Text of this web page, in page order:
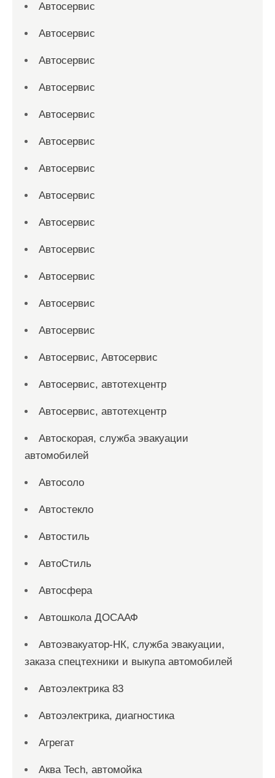
Автосервис
Автосервис
Автосервис
Автосервис
Автосервис
Автосервис
Автосервис
Автосервис
Автосервис
Автосервис
Автосервис
Автосервис
Автосервис
Автосервис, Автосервис
Автосервис, автотехцентр
Автосервис, автотехцентр
Автоскорая, служба эвакуации
автомобилей
Автосоло
Автостекло
Автостиль
АвтоСтиль
Автосфера
Автошкола ДОСААФ
Автоэвакуатор-НК, служба эвакуации,
заказа спецтехники и выкупа автомобилей
Автоэлектрика 83
Автоэлектрика, диагностика
Агрегат
Аква Tech, автомойка